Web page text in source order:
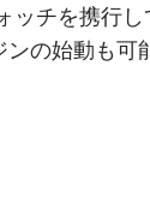
ッチを携行
の始動も可